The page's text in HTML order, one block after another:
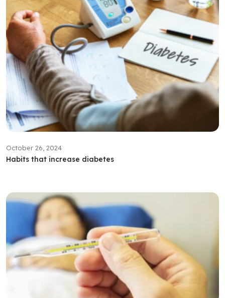
October 26, 2024
Habits that increase diabetes